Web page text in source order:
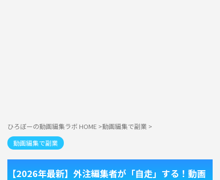
ひろぼーの動画編集ラボ HOME >動画編集で副業 >
動画編集で副業
【2026年最新】外注編集者が「自走」する！動画